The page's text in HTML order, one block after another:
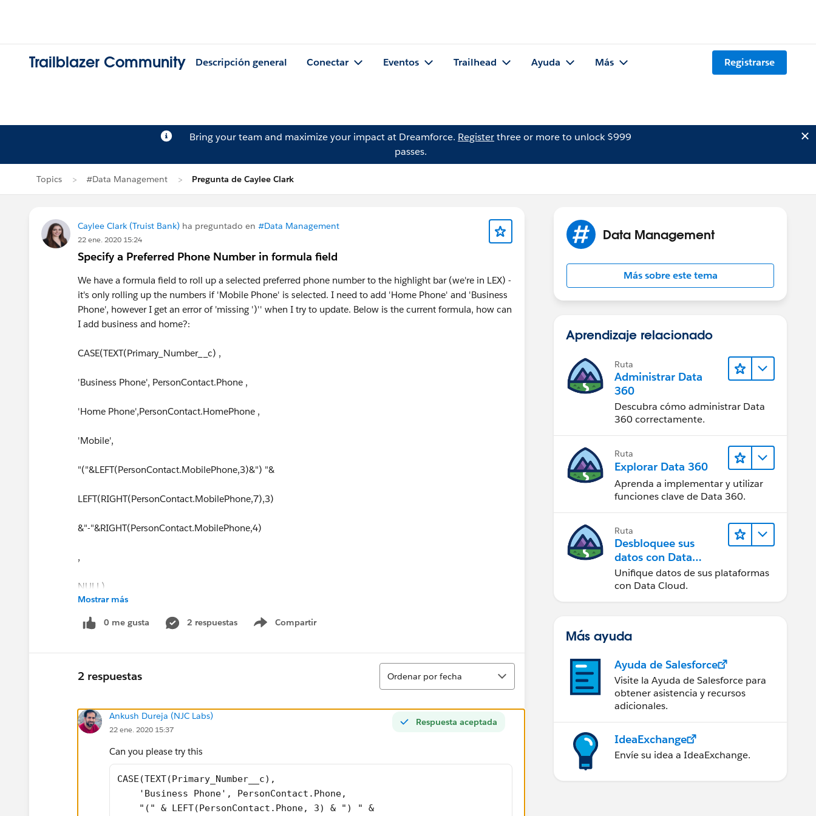
Trailblazer Community Descripción general Conectar Eventos Trailhead Ayuda Más Registrarse
Bring your team and maximize your impact at Dreamforce. Registerthree or more to unlock $999
passes.
Topics #Data Management Pregunta de Caylee Clark
Caylee Clark (Truist Bank) ha preguntado en #Data Management
22 ene. 2020 15:24
Specify a Preferred Phone Number in formula field
We have a formula field to roll up a selected preferred phone number to the highlight bar (we're in LEX) -
it's only rolling up the numbers if 'Mobile Phone' is selected. I need to add 'Home Phone' and 'Business
Phone', however I get an error of 'missing ')'' when I try to update. Below is the current formula, how can
I add business and home?:
CASE(TEXT(Primary_Number__c) ,
'Business Phone', PersonContact.Phone ,
'Home Phone',PersonContact.HomePhone ,
'Mobile',
"("&LEFT(PersonContact.MobilePhone,3)&") "&
LEFT(RIGHT(PersonContact.MobilePhone,7),3)
&"-"&RIGHT(PersonContact.MobilePhone,4)
,
NULL)
Mostrar más
0 me gusta 2 respuestas Compartir
Show menu
2 respuestas
Ordenar
Ordenar por fecha
Respuesta aceptada
Ankush Dureja (NJC Labs)
22 ene. 2020 15:37
Can you please try this
CASE(TEXT(Primary_Number__c),
    'Business Phone', PersonContact.Phone,
    "(" & LEFT(PersonContact.Phone, 3) & ") " &
Data Management
Más sobre este tema
Aprendizaje relacionado
Ruta
Administrar Data
360
Descubra cómo administrar Data
360 correctamente.
Ruta
Explorar Data 360
Aprenda a implementar y utilizar
funciones clave de Data 360.
Ruta
Desbloquee sus
datos con Data
Cloud
Unifique datos de sus plataformas
con Data Cloud.
Más ayuda
Ayuda de Salesforce
Visite la Ayuda de Salesforce para
obtener asistencia y recursos
adicionales.
IdeaExchange
Envíe su idea a IdeaExchange.